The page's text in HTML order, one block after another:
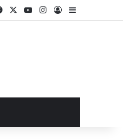
FacebookYouTubeInstagram
Log InSidebar